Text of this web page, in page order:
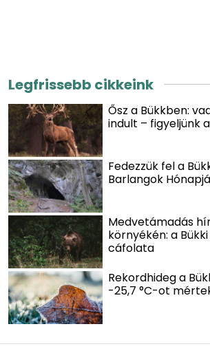
Legfrissebb cikkeink
Ősz a Bükkben:
indult – figyeljünk
Fedezzük fel a
Barlangok
Medvetámadás
környékén: a
cáfolata
Rekordhideg a
-25,7 °C-ot